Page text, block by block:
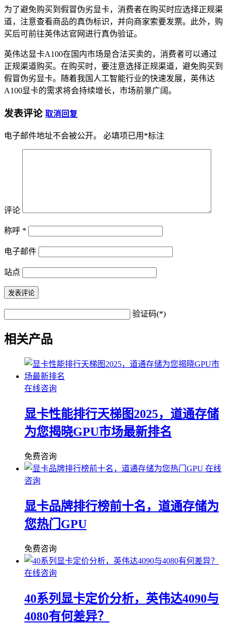
为了避免购买到假冒伪劣显卡，消费者在购买时应选择正规渠
道，注意查看商品的真伪标识，并向商家索要发票。此外，购
买后可前往英伟达官网进行真伪验证。
英伟达显卡A100在国内市场是合法买卖的，消费者可以通过
正规渠道购买。在购买时，要注意选择正规渠道，避免购买到
假冒伪劣显卡。随着我国人工智能行业的快速发展，英伟达
A100显卡的需求将会持续增长，市场前景广阔。
发表评论 取消回复
电子邮件地址不会被公开。 必填项已用 *标注
评论
称呼 *
电子邮件
站点
验证码(*)
相关产品
在线咨询
显卡性能排行天梯图2025，道通存储
为您揭晓GPU市场最新排名
免费咨询
在线
咨询
显卡品牌排行榜前十名，道通存储为
您热门GPU
免费咨询
在线咨询
40系列显卡定价分析，英伟达4090与
4080有何差异？